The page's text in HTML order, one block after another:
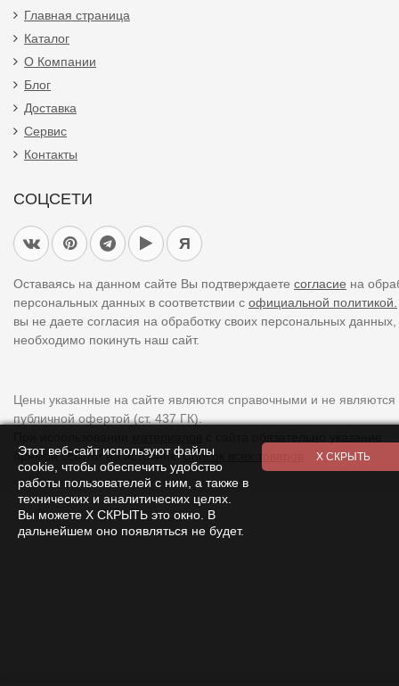
Главная страница
Каталог
О Компании
Блог
Доставка
Сервис
Контакты
СОЦСЕТИ
Я
Оставаясь на данном сайте Вы подтверждаете согласие на
персональных данных в соответствии с официальной политикой.
вы не даете согласия на обработку своих персональных
необходимо покинуть наш сайт.
Цены указанные на сайте являются справочными и не являются
публичной офертой (ст. 437 ГК).
прямой ссылки на источник.Список всех товаров
Этот веб-сайт используют файлы
cookie, чтобы обеспечить удобство
работы пользователей с ним, а также в
технических и аналитических целях.
Вы можете Х СКРЫТЬ это окно. В
дальнейшем оно появляться не будет.